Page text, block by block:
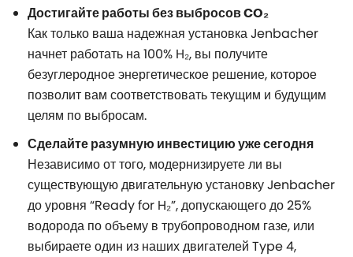
Достигайте работы без выбросов CO₂
Как только ваша надежная установка Jenbacher
начнет работать на 100% H₂, вы получите
безуглеродное энергетическое решение, которое
позволит вам соответствовать текущим и будущим
целям по выбросам.
Сделайте разумную инвестицию уже сегодня
Независимо от того, модернизируете ли вы
существующую двигательную установку Jenbacher
до уровня “Ready for H₂”, допускающего до 25%
водорода по объему в трубопроводном газе, или
выбираете один из наших двигателей Type 4,